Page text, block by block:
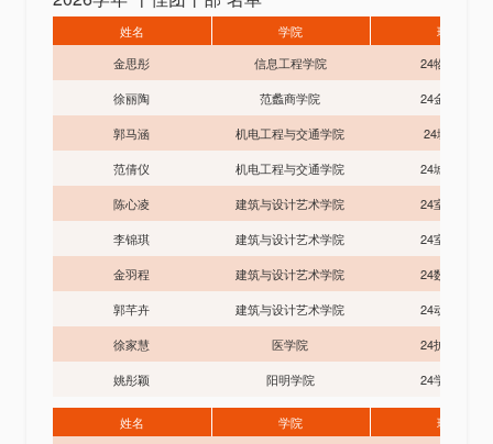
姓名 学院
班级
金思彤
信息工程学院
24物联1班
徐丽陶
范蠡商学院
24金融1班
郭马涵
机电工程与交通学院
24城信班
范倩仪
机电工程与交通学院
24城运2班
陈心凌
建筑与设计艺术学院
24室内2班
李锦琪
建筑与设计艺术学院
24室内3班
金羽程
建筑与设计艺术学院
24数艺2班
郭芊卉
建筑与设计艺术学院
24动漫2班
徐家慧
医学院
24护理5班
姚彤颖
阳明学院 24学前1班
姓名 学院
班级